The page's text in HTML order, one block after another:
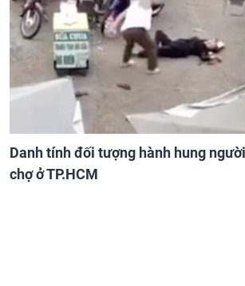
Danh tính đối tượng hành hung
chợ ở TP.HCM